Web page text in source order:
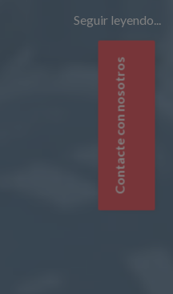
Seguir leyendo...
Contacte con nosotros